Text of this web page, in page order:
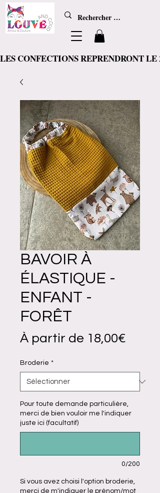
LES CONFECTIONS REPRENDRONT
BAVOIR À
ÉLASTIQUE -
ENFANT -
FORÊT
À partir de 18,00€
Broderie *
Pour toute demande particulière,
merci de bien vouloir me l'indiquer
juste ici (facultatif)
0/200
Si vous avez choisi l'option broderie,
merci de m'indiquer le prénom/mot